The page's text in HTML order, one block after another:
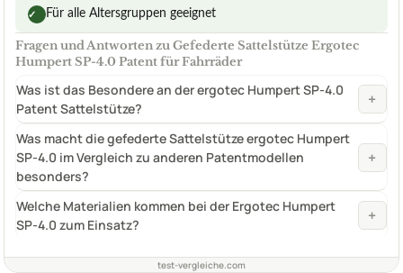
✓ Für alle Altersgruppen geeignet
Fragen und Antworten zu Gefederte Sattelstütze Ergotec
Humpert SP-4.0 Patent für Fahrräder
Was ist das Besondere an der ergotec Humpert SP-4.0
Patent Sattelstütze?
+
Was macht die gefederte Sattelstütze ergotec Humpert
SP-4.0 im Vergleich zu anderen Patentmodellen
besonders?
+
Welche Materialien kommen bei der Ergotec Humpert
SP-4.0 zum Einsatz?
+
test-vergleiche.com